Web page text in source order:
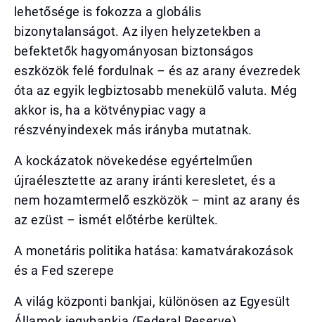
lehetősége is fokozza a globális
bizonytalanságot. Az ilyen helyzetekben a
befektetők hagyományosan biztonságos
eszközök felé fordulnak – és az arany évezredek
óta az egyik legbiztosabb menekülő valuta. Még
akkor is, ha a kötvénypiac vagy a
részvényindexek más irányba mutatnak.
A kockázatok növekedése egyértelműen
újraélesztette az arany iránti keresletet, és a
nem hozamtermelő eszközök – mint az arany és
az ezüst – ismét előtérbe kerültek.
A monetáris politika hatása: kamatvárakozások
és a Fed szerepe
A világ központi bankjai, különösen az Egyesült